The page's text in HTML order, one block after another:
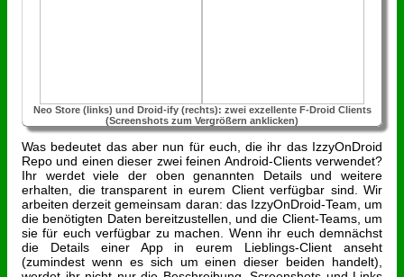
Neo Store (links) und Droid-ify (rechts): zwei exzellente F-Droid Clients
(Screenshots zum Vergrößern anklicken)
Was bedeutet das aber nun für euch, die ihr das IzzyOnDroid
Repo und einen dieser zwei feinen Android-Clients verwendet?
Ihr werdet viele der oben genannten Details und weitere
erhalten, die transparent in eurem Client verfügbar sind. Wir
arbeiten derzeit gemeinsam daran: das IzzyOnDroid-Team, um
die benötigten Daten bereitzustellen, und die Client-Teams, um
sie für euch verfügbar zu machen. Wenn ihr euch demnächst
die Details einer App in eurem Lieblings-Client anseht
(zumindest wenn es sich um einen dieser beiden handelt),